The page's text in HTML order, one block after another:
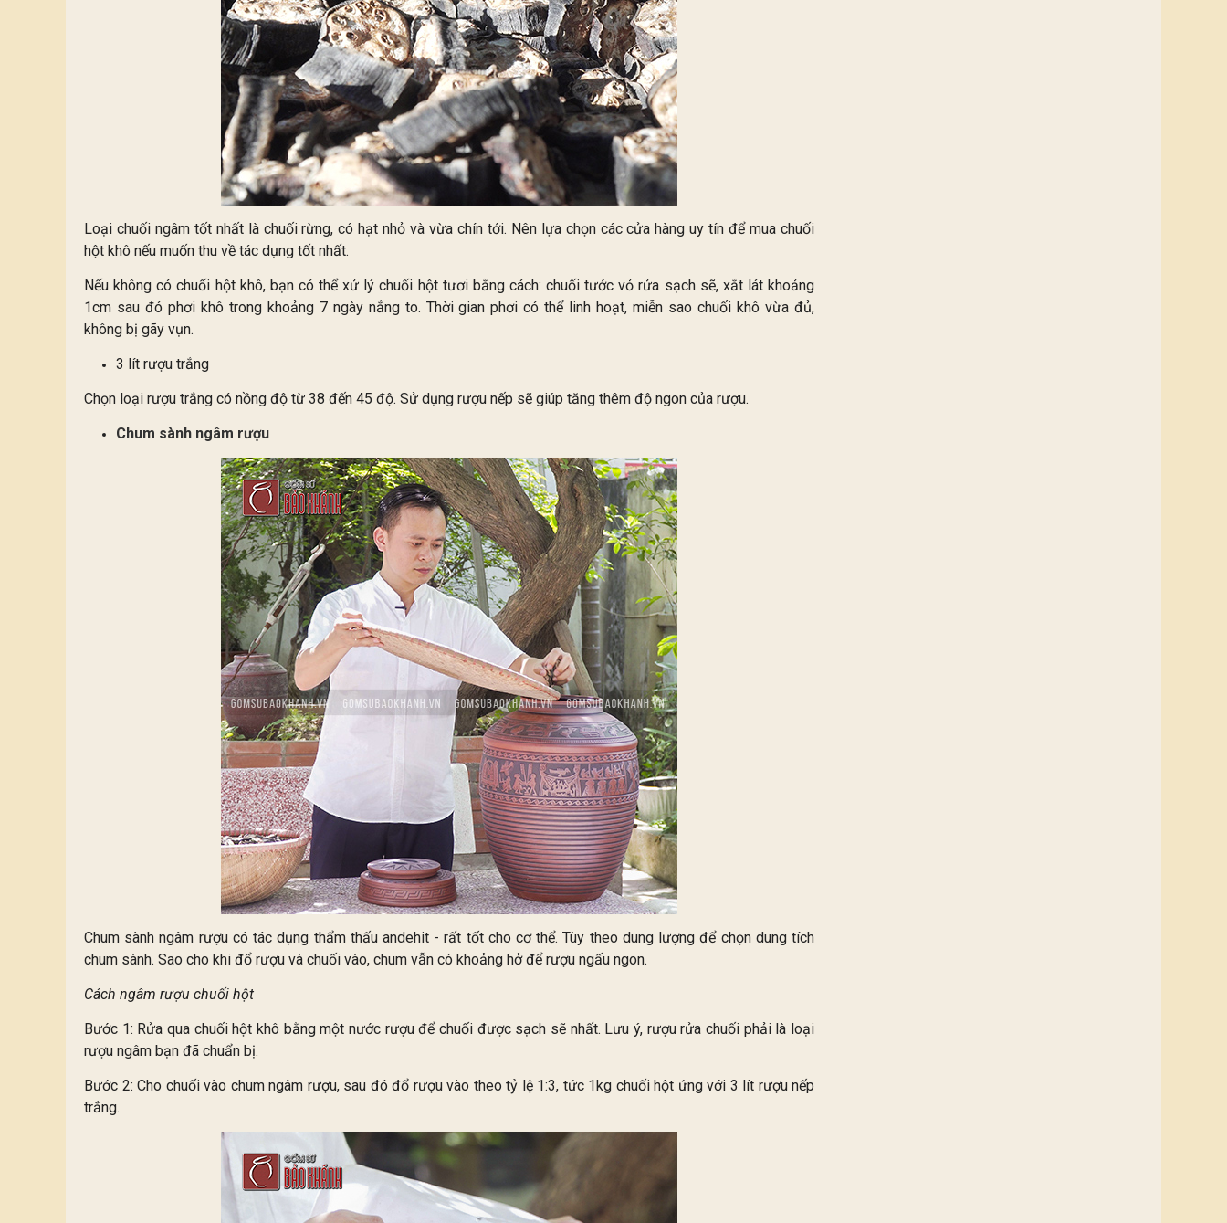
Loại chuối ngâm tốt nhất là chuối rừng, có hạt nhỏ và vừa chín tới. Nên lựa chọn các cửa hàng uy tín để mua chuối
hột khô nếu muốn thu về tác dụng tốt nhất.
Nếu không có chuối hột khô, bạn có thể xử lý chuối hột tươi bằng cách: chuối tước vỏ rửa sạch sẽ, xắt lát khoảng
1cm sau đó phơi khô trong khoảng 7 ngày nắng to. Thời gian phơi có thể linh hoạt, miễn sao chuối khô vừa đủ,
không bị gãy vụn.
3 lít rượu trắng
Chọn loại rượu trắng có nồng độ từ 38 đến 45 độ. Sử dụng rượu nếp sẽ giúp tăng thêm độ ngon của rượu.
Chum sành ngâm rượu
Chum sành ngâm rượu có tác dụng thẩm thấu andehit - rất tốt cho cơ thể. Tùy theo dung lượng để chọn dung tích
chum sành. Sao cho khi đổ rượu và chuối vào, chum vẫn có khoảng hở để rượu ngấu ngon.
Cách ngâm rượu chuối hột
Bước 1: Rửa qua chuối hột khô bằng một nước rượu để chuối được sạch sẽ nhất. Lưu ý, rượu rửa chuối phải là loại
rượu ngâm bạn đã chuẩn bị.
Bước 2: Cho chuối vào chum ngâm rượu, sau đó đổ rượu vào theo tỷ lệ 1:3, tức 1kg chuối hột ứng với 3 lít rượu nếp
trắng.